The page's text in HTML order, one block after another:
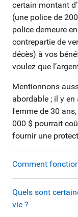
certain montant
(une police de
police demeure
contrepartie de
décès) à vos
voulez que
Mentionnons
abordable ; il y
femme de 30
000 $ pourrait
fournir une
Comment
Quels sont
vie ?